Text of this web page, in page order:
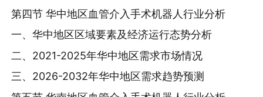
第四节 华中地区血管介入手术机器人行业分析
一、华中地区区域要素及经济运行态势分析
二、2021-2025年华中地区需求市场情况
三、2026-2032年华中地区需求趋势预测